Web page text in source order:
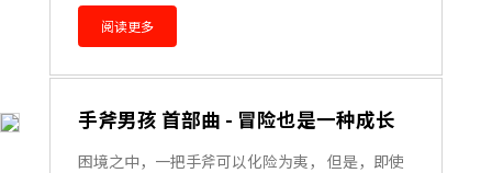
阅读更多
手斧男孩 首部曲 - 冒险也是一种成长
困境之中，一把手斧可以化险为夷， 但是，即使